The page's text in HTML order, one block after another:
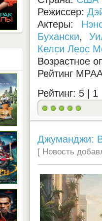
Режиссер:
Актеры:
Бухански,
Келси Леос
Возрастное
Рейтинг
Рейтинг: 5 | 1
Джуманджи:
[ Новость